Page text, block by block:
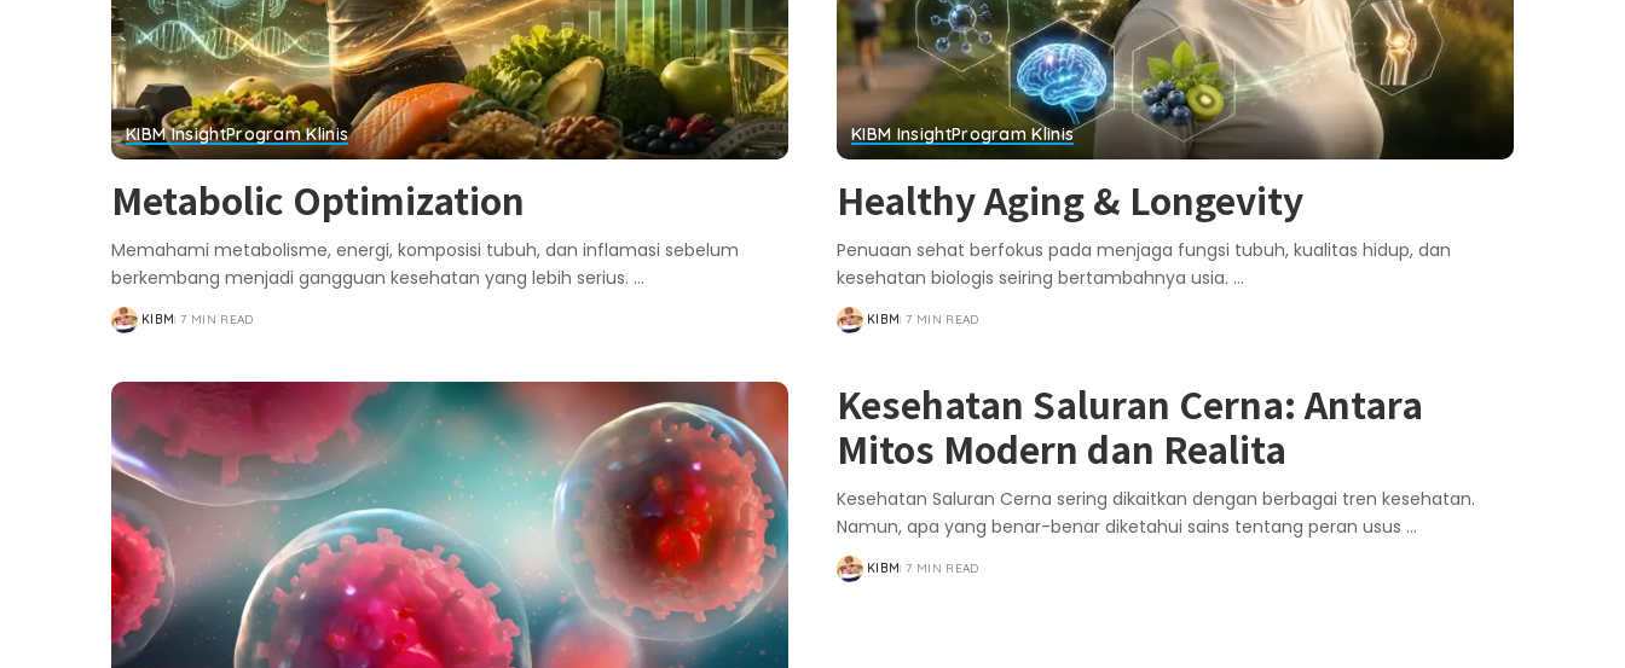
KIBM InsightProgram Klinis
Metabolic Optimization
Memahami metabolisme, energi, komposisi tubuh, dan inflamasi sebelum
berkembang menjadi gangguan kesehatan yang lebih serius. ...
POSTED
KIBM 7 MIN READ
KIBM InsightProgram Klinis
Healthy Aging & Longevity
Penuaan sehat berfokus pada menjaga fungsi tubuh, kualitas hidup, dan
kesehatan biologis seiring bertambahnya usia. ...
POSTED
KIBM 7 MIN READ
Kesehatan Saluran Cerna: Antara
Mitos Modern dan Realita
Kesehatan Saluran Cerna sering dikaitkan dengan berbagai tren kesehatan.
Namun, apa yang benar-benar diketahui sains tentang peran usus ...
POSTED
KIBM 7 MIN READ